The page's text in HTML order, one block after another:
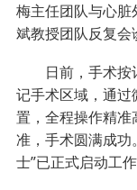
梅主任团队与心
斌教授团队反复会
日前，手术按
记手术区域，通
置，全程操作精
准，手术圆满成功
士”已正式启动工